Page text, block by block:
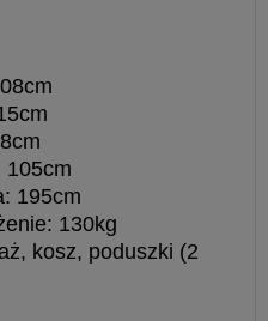
105cm
195cm
130kg
kosz, poduszki (2